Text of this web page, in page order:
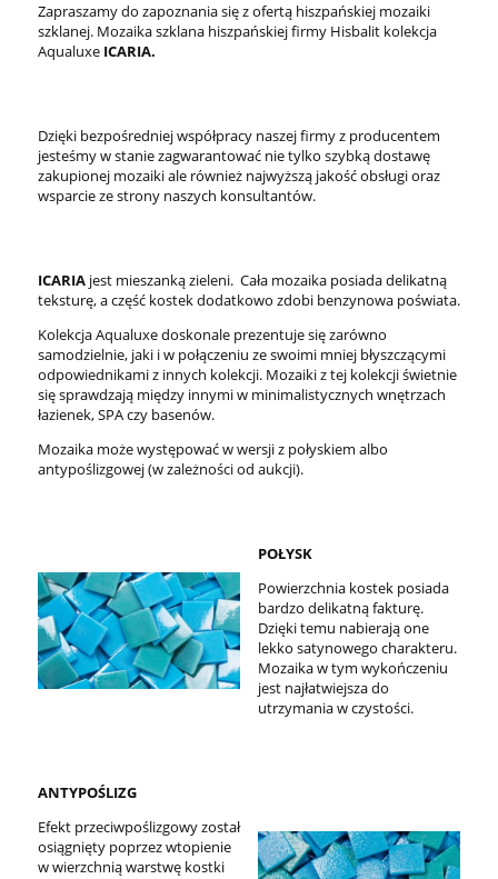
Zapraszamy do zapoznania się z ofertą hiszpańskiej mozaiki
szklanej. Mozaika szklana hiszpańskiej firmy Hisbalit kolekcja
Aqualuxe ICARIA.
Dzięki bezpośredniej współpracy naszej firmy z producentem
jesteśmy w stanie zagwarantować nie tylko szybką dostawę
zakupionej mozaiki ale również najwyższą jakość obsługi oraz
wsparcie ze strony naszych konsultantów.
ICARIA jest mieszanką zieleni. Cała mozaika posiada delikatną
teksturę, a część kostek dodatkowo zdobi benzynowa poświata.
Kolekcja Aqualuxe doskonale prezentuje się zarówno
samodzielnie, jaki i w połączeniu ze swoimi mniej błyszczącymi
odpowiednikami z innych kolekcji. Mozaiki z tej kolekcji świetnie
się sprawdzają między innymi w minimalistycznych wnętrzach
łazienek, SPA czy basenów.
Mozaika może występować w wersji z połyskiem albo
antypoślizgowej (w zależności od aukcji).
POŁYSK
Powierzchnia kostek posiada
bardzo delikatną fakturę.
Dzięki temu nabierają one
lekko satynowego charakteru.
Mozaika w tym wykończeniu
jest najłatwiejsza do
utrzymania w czystości.
ANTYPOŚLIZG
Efekt przeciwpoślizgowy został
osiągnięty poprzez wtopienie
w wierzchnią warstwę kostki